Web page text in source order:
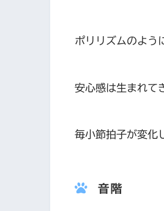
ポリリズムのよう
安心感は生まれて
毎小節拍子が変化
音階